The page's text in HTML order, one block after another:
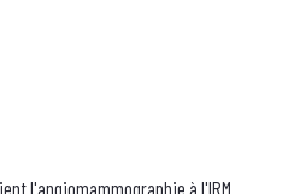
l'angiomammographie à l'IRM